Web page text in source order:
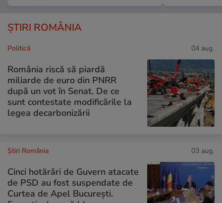
ȘTIRI ROMÂNIA
Politică 04 aug.
România riscă să piardă
miliarde de euro din PNRR
după un vot în Senat. De ce
sunt contestate modificările la
legea decarbonizării
Știri România 03 aug.
Cinci hotărâri de Guvern atacate
de PSD au fost suspendate de
Curtea de Apel București.